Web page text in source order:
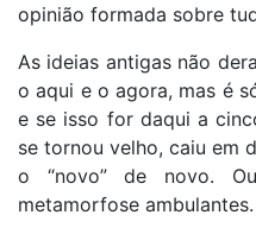
opinião formada sobre
As ideias antigas não
o aqui e o agora, mas é
e se isso for daqui a
se tornou velho, caiu em
o “novo” de novo.
metamorfose ambulantes.